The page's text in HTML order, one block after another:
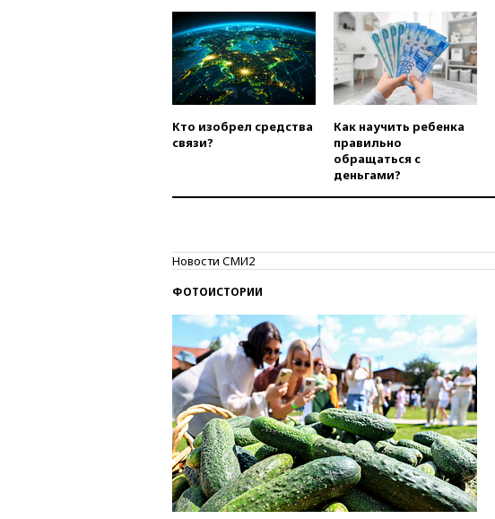
Кто изобрел средства
связи?
Как научить ребенка
правильно
обращаться с
деньгами?
Новости СМИ2
ФОТОИСТОРИИ